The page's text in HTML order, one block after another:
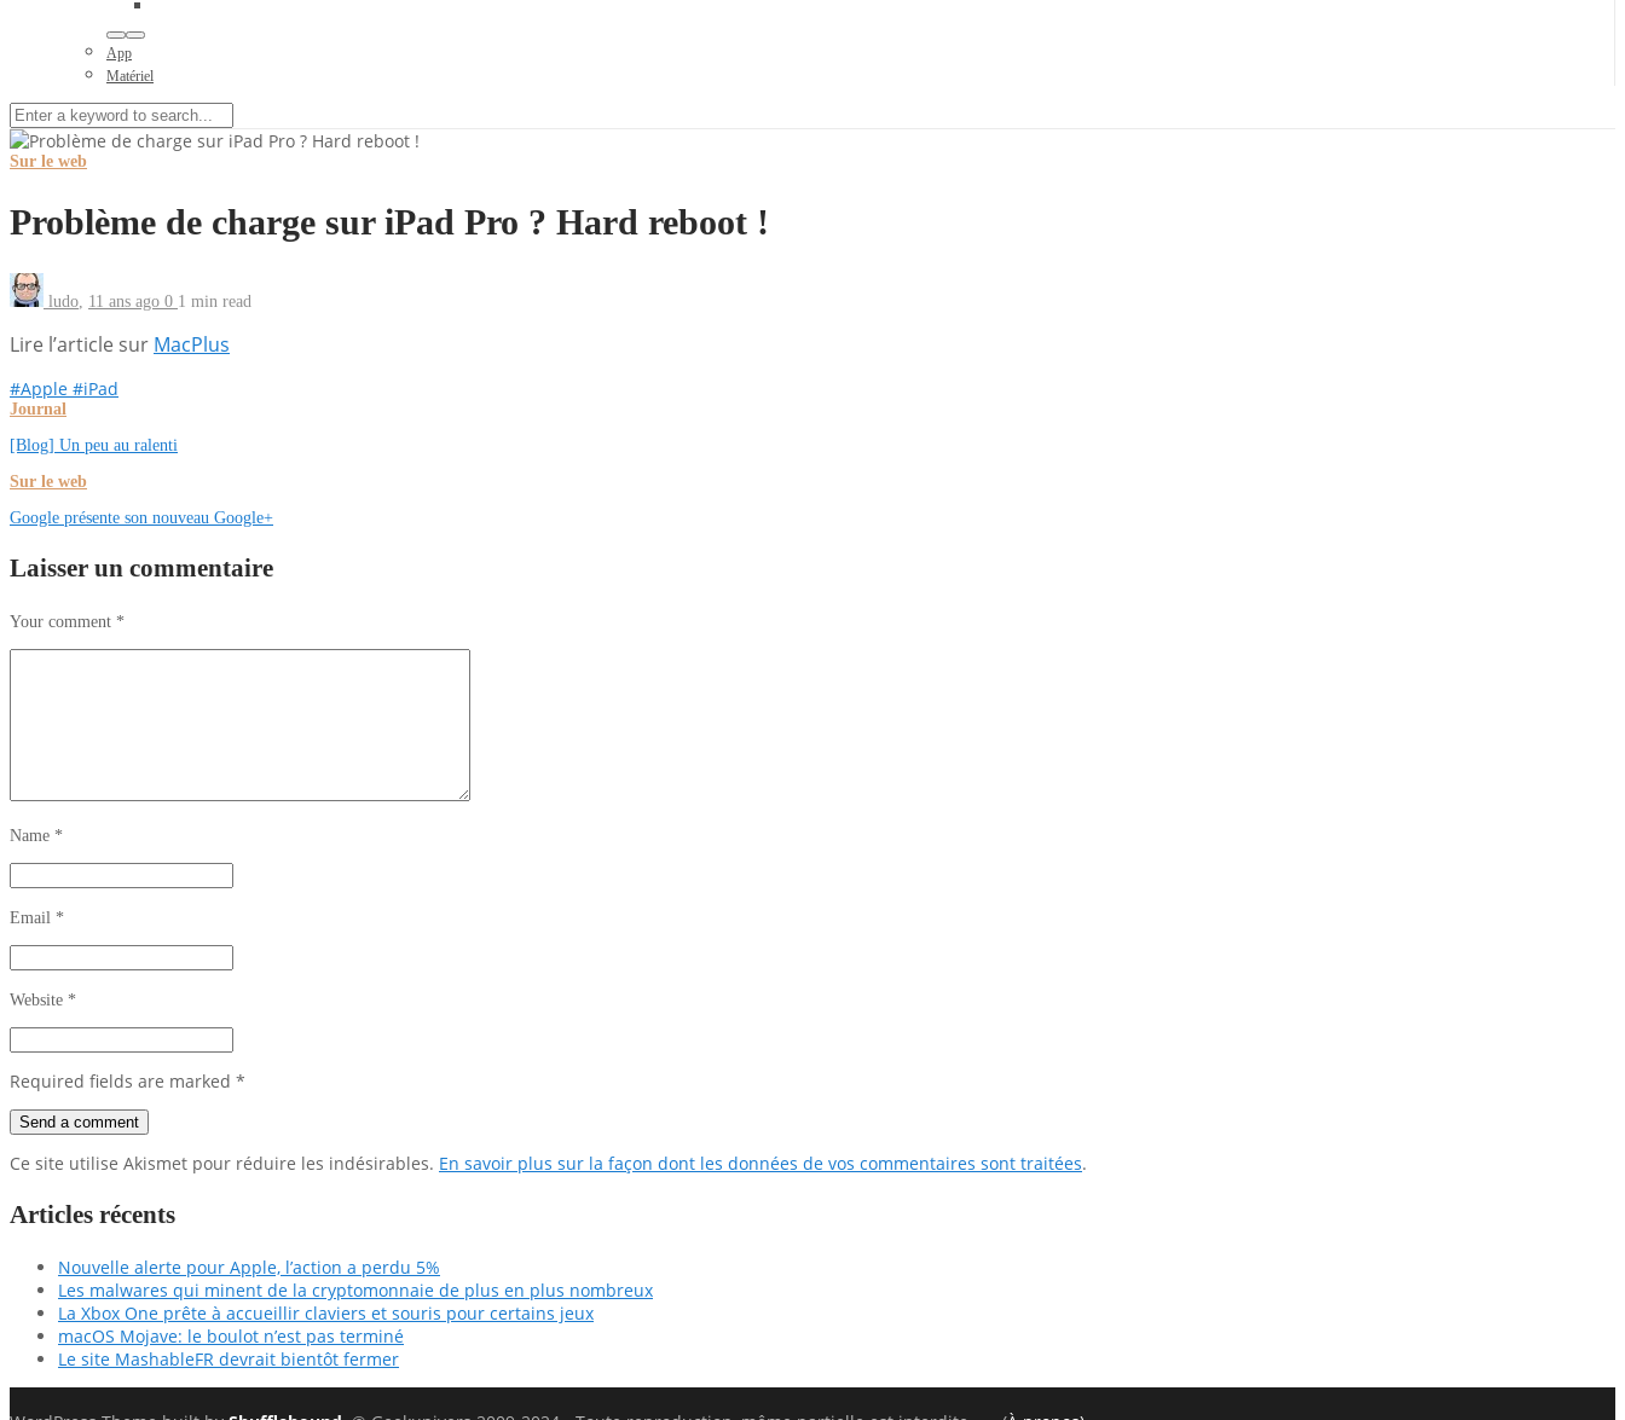
App
Matériel
Sur le web
Problème de charge sur iPad Pro ? Hard reboot !
ludo 11 ans ago 0 1 min read
Lire l’article sur MacPlus
#Apple #iPad
Journal
[Blog] Un peu au ralenti
Sur le web
Google présente son nouveau Google+
Laisser un commentaire
Your comment *
Name *
Email *
Website *
Required fields are marked *
Ce site utilise Akismet pour réduire les indésirables. En savoir plus sur la façon dont les données de vos commentaires sont traitées.
Articles récents
Nouvelle alerte pour Apple, l’action a perdu 5%
Les malwares qui minent de la cryptomonnaie de plus en plus nombreux
La Xbox One prête à accueillir claviers et souris pour certains jeux
macOS Mojave: le boulot n’est pas terminé
Le site MashableFR devrait bientôt fermer